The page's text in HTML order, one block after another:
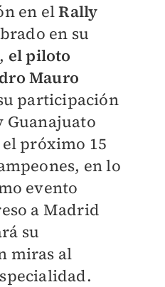
en elRally
en su
, elpiloto
Mauro
participación
Guanajuato
el próximo 15
en lo
evento
a Madrid
su
miras al